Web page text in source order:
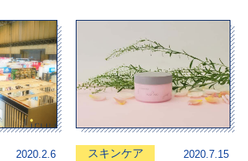
2020.2.6 スキンケア 2020.7.15